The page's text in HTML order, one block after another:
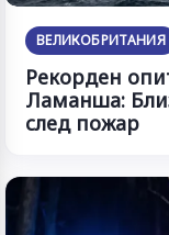
ВЕЛИКОБРИТАНИЯ
Рекорден
Ламанша:
след пожар